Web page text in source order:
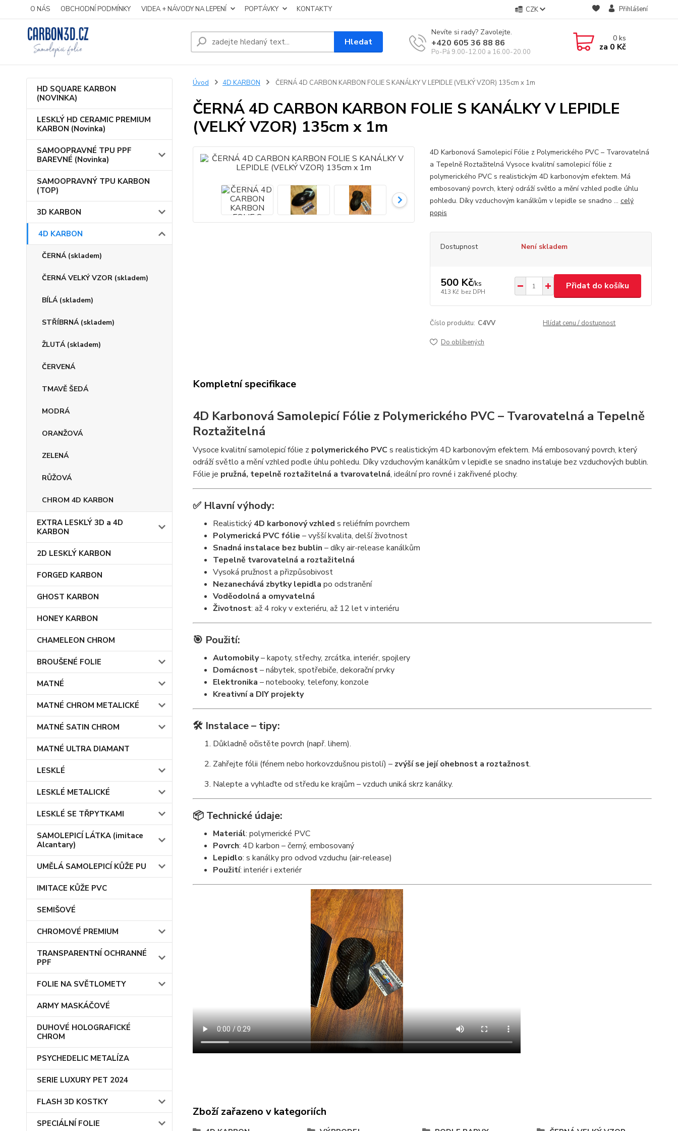
O NÁS OBCHODNÍ PODMÍNKY VIDEA + NÁVODY NA LEPENÍ POPTÁVKY KONTAKTY CZK Přihlášení
Hledat
Nevíte si rady? Zavolejte.
+420 605 36 88 86
Po-Pá 9.00-12.00 a 16.00-20.00
0ks
za 0 Kč
HD SQUARE KARBON
(NOVINKA)
LESKLÝ HD CERAMIC PREMIUM
KARBON (Novinka)
SAMOOPRAVNÉ TPU PPF
BAREVNÉ (Novinka)
SAMOOPRAVNÝ TPU KARBON
(TOP)
3D KARBON
4D KARBON
ČERNÁ (skladem)
ČERNÁ VELKÝ VZOR (skladem)
BÍLÁ (skladem)
STŘÍBRNÁ (skladem)
ŽLUTÁ (skladem)
ČERVENÁ
TMAVĚ ŠEDÁ
MODRÁ
ORANŽOVÁ
ZELENÁ
RŮŽOVÁ
CHROM 4D KARBON
EXTRA LESKLÝ 3D a 4D
KARBON
2D LESKLÝ KARBON
FORGED KARBON
GHOST KARBON
HONEY KARBON
CHAMELEON CHROM
BROUŠENÉ FOLIE
MATNÉ
MATNÉ CHROM METALICKÉ
MATNÉ SATIN CHROM
MATNÉ ULTRA DIAMANT
LESKLÉ
LESKLÉ METALICKÉ
LESKLÉ SE TŘPYTKAMI
SAMOLEPICÍ LÁTKA (imitace
Alcantary)
UMĚLÁ SAMOLEPICÍ KŮŽE PU
IMITACE KŮŽE PVC
SEMIŠOVÉ
CHROMOVÉ PREMIUM
TRANSPARENTNÍ OCHRANNÉ
PPF
FOLIE NA SVĚTLOMETY
ARMY MASKÁČOVÉ
DUHOVÉ HOLOGRAFICKÉ
CHROM
PSYCHEDELIC METALÍZA
SERIE LUXURY PET 2024
FLASH 3D KOSTKY
SPECIÁLNÍ FOLIE
Úvod 4D KARBON ČERNÁ 4D CARBON KARBON FOLIE S KANÁLKY V LEPIDLE (VELKÝ VZOR) 135cm x 1m
ČERNÁ 4D CARBON KARBON FOLIE S KANÁLKY V LEPIDLE
(VELKÝ VZOR) 135cm x 1m
4D Karbonová Samolepicí Fólie z Polymerického PVC – Tvarovatelná
a Tepelně Roztažitelná Vysoce kvalitní samolepicí fólie z
polymerického PVC s realistickým 4D karbonovým efektem. Má
embosovaný povrch, který odráží světlo a mění vzhled podle úhlu
pohledu. Díky vzduchovým kanálkům v lepidle se snadno ... celý
popis
Dostupnost Není skladem
500 Kč/ks
413 Kč bez DPH
Přidat do košíku
Číslo produktu: C4VV Hlídat cenu / dostupnost
Do oblíbených
Kompletní specifikace
4D Karbonová Samolepicí Fólie z Polymerického PVC – Tvarovatelná a Tepelně
Roztažitelná
Vysoce kvalitní samolepicí fólie z polymerického PVC s realistickým 4D karbonovým efektem. Má embosovaný povrch, který
odráží světlo a mění vzhled podle úhlu pohledu. Díky vzduchovým kanálkům v lepidle se snadno instaluje bez vzduchových bublin.
Fólie je pružná, tepelně roztažitelná a tvarovatelná, ideální pro rovné i zakřivené plochy.
✅ Hlavní výhody:
Realistický 4D karbonový vzhled s reliéfním povrchem
Polymerická PVC fólie – vyšší kvalita, delší životnost
Snadná instalace bez bublin – díky air-release kanálkům
Tepelně tvarovatelná a roztažitelná
Vysoká pružnost a přizpůsobivost
Nezanechává zbytky lepidla po odstranění
Voděodolná a omyvatelná
Životnost: až 4 roky v exteriéru, až 12 let v interiéru
🎯 Použití:
Automobily– kapoty, střechy, zrcátka, interiér, spojlery
Domácnost– nábytek, spotřebiče, dekorační prvky
Elektronika – notebooky, telefony, konzole
Kreativní a DIY projekty
🛠️ Instalace – tipy:
Důkladně očistěte povrch (např. lihem).
Zahřejte fólii (fénem nebo horkovzdušnou pistolí) – zvýší se její ohebnost a roztažnost.
Nalepte a vyhlaďte od středu ke krajům – vzduch uniká skrz kanálky.
📦 Technické údaje:
Materiál: polymerické PVC
Povrch: 4D karbon – černý, embosovaný
Lepidlo: s kanálky pro odvod vzduchu (air-release)
Použití: interiér i exteriér
Zboží zařazeno v kategoriích